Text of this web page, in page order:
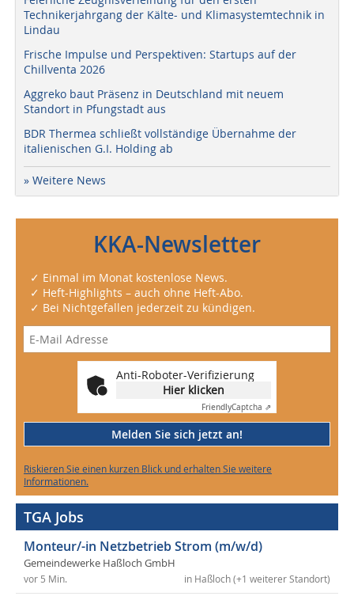
Technikerjahrgang der Kälte- und Klimasystemtechnik in
Lindau
Frische Impulse und Perspektiven: Startups auf der
Chillventa 2026
Aggreko baut Präsenz in Deutschland mit neuem
Standort in Pfungstadt aus
BDR Thermea schließt vollständige Übernahme der
italienischen G.I. Holding ab
» Weitere News
KKA-Newsletter
✓ Einmal im Monat kostenlose News.
✓ Heft-Highlights – auch ohne Heft-Abo.
✓ Bei Nichtgefallen jederzeit zu kündigen.
Anti-Roboter-Verifizierung
Hier klicken
FriendlyCaptcha ⇗
Melden Sie sich jetzt an!
Riskieren Sie einen kurzen Blick und erhalten Sie weitere
Informationen.
TGA Jobs
Monteur/-in Netzbetrieb Strom (m/w/d)
Gemeindewerke Haßloch GmbH
in Haßloch (+1 weiterer Standort)
vor 5 Min.